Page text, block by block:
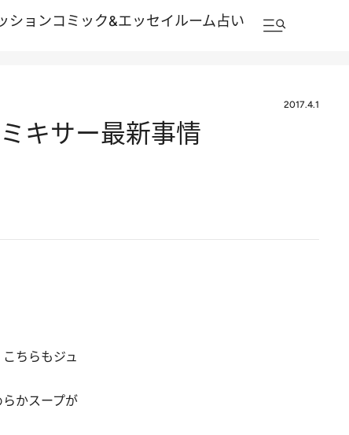
ションコミック&エッセイルーム占い
2017.4.1
キサー最新事情
ちらもジュ
かスープが